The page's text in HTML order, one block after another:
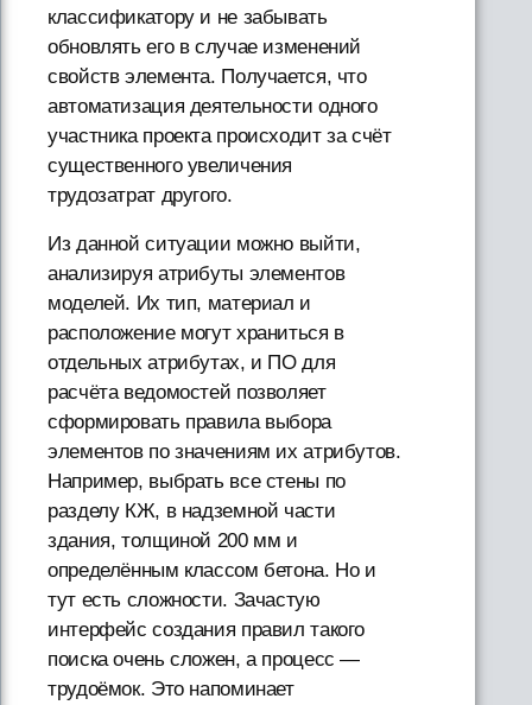
классификатору и не забывать
обновлять его в случае изменений
свойств элемента. Получается, что
автоматизация деятельности одного
участника проекта происходит за счёт
существенного увеличения
трудозатрат другого.
Из данной ситуации можно выйти,
анализируя атрибуты элементов
моделей. Их тип, материал и
расположение могут храниться в
отдельных атрибутах, и ПО для
расчёта ведомостей позволяет
сформировать правила выбора
элементов по значениям их атрибутов.
Например, выбрать все стены по
разделу КЖ, в надземной части
здания, толщиной 200 мм и
определённым классом бетона. Но и
тут есть сложности. Зачастую
интерфейс создания правил такого
поиска очень сложен, а процесс —
трудоёмок. Это напоминает